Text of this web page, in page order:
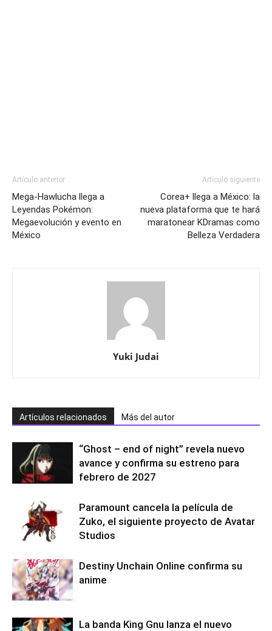
Artículo anterior
Mega-Hawlucha llega a
Leyendas Pokémon:
Megaevolución y evento en
México
Artículo siguiente
Corea+ llega a México: la
nueva plataforma que te hará
maratonear KDramas como
Belleza Verdadera
Yuki Judai
Artículos relacionados Más del autor
“Ghost – end of night” revela nuevo
avance y confirma su estreno para
febrero de 2027
Paramount cancela la película de
Zuko, el siguiente proyecto de Avatar
Studios
Destiny Unchain Online confirma su
anime
La banda King Gnu lanza el nuevo